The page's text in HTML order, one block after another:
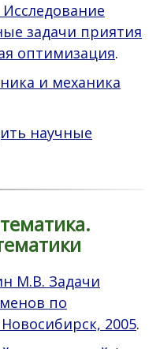
задачи приятия
оптимизация.
и механика
научные
М.В. Задачи
по
2005.